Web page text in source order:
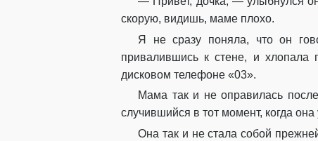
скорую, видишь, маме плохо.
Я не сразу поняла, что он
привалившись к стене, и хлопала
дисковом телефоне «03».
Мама так и не оправилась
случившийся в тот момент, когда
Она так и не стала собой